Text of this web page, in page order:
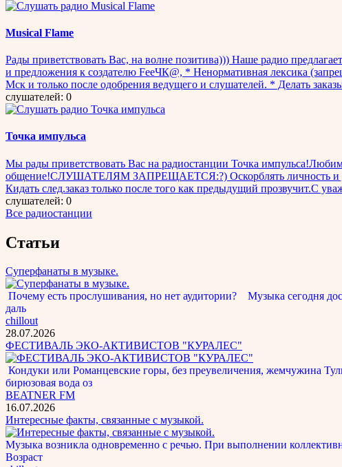
Musical Flame
Рады приветствовать Вас, на волне позитива))) Наше радио
и предложения к создателю FeеЧК@, * Ненормативная лексика
Мск и только после одобрения ведущего и слушателей. * Делать
слушателей: 0
Точка импульса
Мы рады приветствовать Вас на радиостанции Точка
общение!СЛУШАТЕЛЯМ ЗАПРЕЩАЕТСЯ:?) Оскорблять личность и
Кидать след.заказ только после того как предыдущий прозвучит.С
слушателей: 0
Все радиостанции
Статьи
Суперфанаты в музыке.
Почему есть прослушивания, но нет аудитории? Музыка сегодня
даль
chillout
28.07.2026
ФЕСТИВАЛЬ ЭКО-АКТИВИСТОВ "КУРАЛЕС"
Кондуки или Романцевские горы, без преувеличения, жемчужина
бирюзовая вода оз
BEATNER FM
16.07.2026
Интересные факты, связанные с музыкой.
Музыка возникла одновременно с речью. При выполнении
Возраст